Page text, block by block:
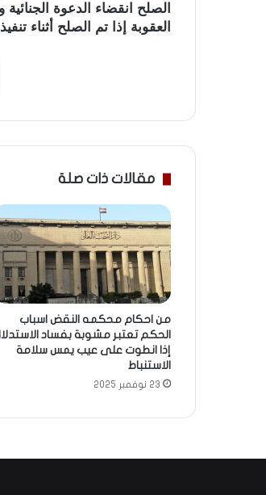
الصلح انقضاء الدعوة
العقوبة إذا تم الصلح أثناء
مقالات ذات صلة
من احكام محكمه النقض اسباب
الحكم تعتبر مشوبة بفساد
إذا انطوت على عيب يمس سلامة
الاستنباط
23 نوفمبر 2025